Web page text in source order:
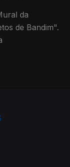
da
de Bandim".